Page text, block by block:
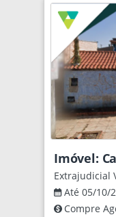
Imóvel:
Extrajudicial
Até 05/10/
Compre